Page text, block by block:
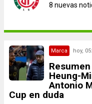
8 nuevas
Marca hoy,
Heung-
Antonio
Cup en duda